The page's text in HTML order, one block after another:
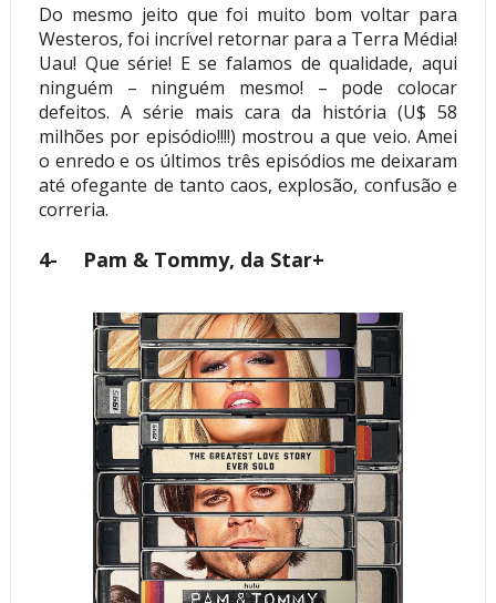
Do mesmo jeito que foi muito bom voltar para
Westeros, foi incrível retornar para a Terra Média!
Uau! Que série! E se falamos de qualidade, aqui
ninguém – ninguém mesmo! – pode colocar
defeitos. A série mais cara da história (U$ 58
milhões por episódio!!!!) mostrou a que veio. Amei
o enredo e os últimos três episódios me deixaram
até ofegante de tanto caos, explosão, confusão e
correria.
4- Pam & Tommy, da Star+